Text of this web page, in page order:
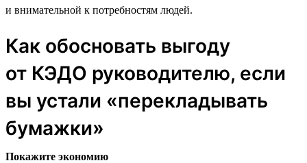
и внимательной к потребностям людей.
Как обосновать выгоду
от КЭДО руководителю, если
вы устали «перекладывать
бумажки»
Покажите экономию